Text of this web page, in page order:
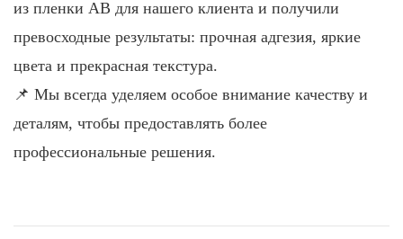
из пленки AB для нашего клиента и получили
превосходные результаты: прочная адгезия, яркие
цвета и прекрасная текстура.
📌 Мы всегда уделяем особое внимание качеству и
деталям, чтобы предоставлять более
профессиональные решения.